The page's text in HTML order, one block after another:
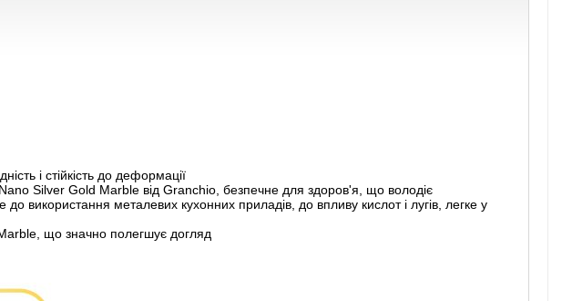
і стійкість до деформації
Nano Silver Gold Marble від Granchio, безпечне для здоров'я, що володіє
до використання металевих кухонних приладів, до впливу кислот і лугів, легке у
що значно полегшує догляд